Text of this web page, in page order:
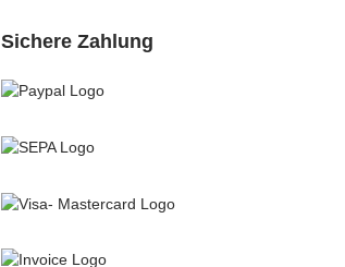
Sichere Zahlung